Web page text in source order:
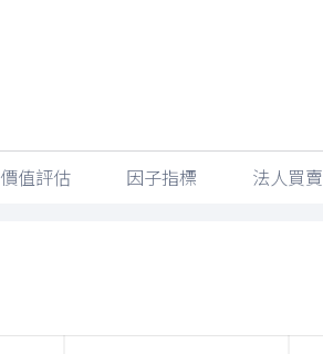
價值評估 因子指標 法人買賣